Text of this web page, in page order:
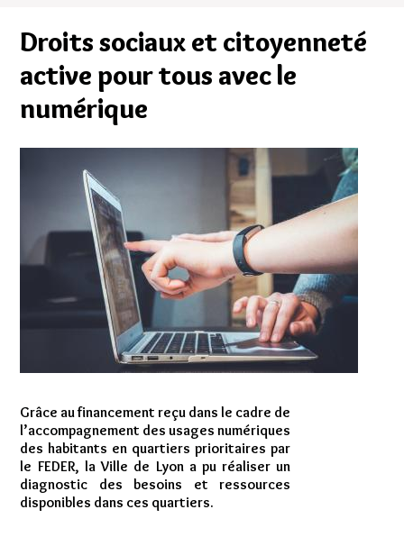
plus
Droits sociaux et citoyenneté
active pour tous avec le
numérique
Grâce au financement reçu dans le cadre de
l’accompagnement des usages numériques
des habitants en quartiers prioritaires par
le FEDER, la Ville de Lyon a pu réaliser un
diagnostic des besoins et ressources
disponibles dans ces quartiers.